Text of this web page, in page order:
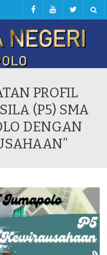
PROFIL
(P5) SMA
DENGAN